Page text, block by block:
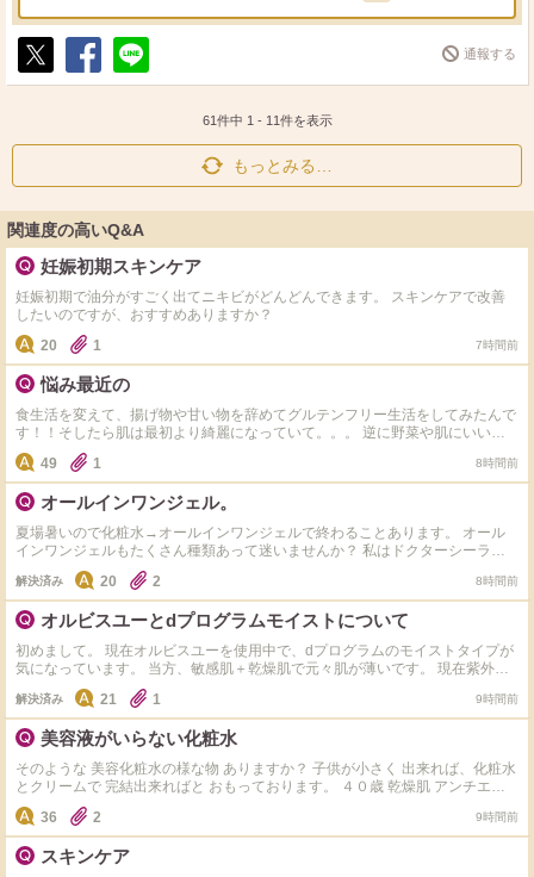
ポ
シ
送
通報する
61件中 1 - 11件を表示
もっとみる…
関連度の高いQ&A
妊娠初期スキンケア
妊娠初期で油分がすごく出てニキビがどんどんできます。 スキンケアで改善
したいのですが、おすすめありますか？
20
1 7時間前
悩み最近の
食生活を変えて、揚げ物や甘い物を辞めてグルテンフリー生活をしてみたんで
す！！そしたら肌は最初より綺麗になっていて。。。 逆に野菜や肌にいいも
のしか食べれず 揚げ物や小麦やお菓子や米、味が濃ゆい物が食べるのが怖く
なり、また食べたら増えるんじゃないかとか思って食べれなくて、どうしたら
いいでしょうか？ 皮膚科には通っていて生理前に出来るはしょうがないと思
ってるんですけど皆さんはどうしてますか？
49 1 8時間前
オールインワンジェル。
夏場暑いので化粧水→オールインワンジェルで終わることあります。 オール
インワンジェルもたくさん種類あって迷いませんか？ 私はドクターシーラボ
のセンシティブジェル敏感肌用を使用してます。 オススメのオールインワン
ジェルありますか？カルテHD、アクアレーベル、ちふれ、コラリッチ、マナ
ラは使ったことありなので。これ以外でオススメ教えて下さい。
解決済み 20 2 8時間前
オルビスユーとdプログラムモイストについて
初めまして。 現在オルビスユーを使用中で、dプログラムのモイストタイプが
気になっています。 当方、敏感肌＋乾燥肌で元々肌が薄いです。 現在紫外線
の影響で肌表面のキメが乱れ透明感も低下中。 オルビスユーを使っていて大
きな不満はないのですが、若干てかりや表面のべたっとした感じが気になるか
なぁ。という感じです。 dプログラムはサンプルをいただき使用したところ、
オルビスユーに比べるとなんとなく肌がふっくらして、でもベタつかず潤って
る…かなぁ。という感想でした。 どちらも使ったことがあるという方がいた
ら、おすすめポイントなど教えていただけると嬉しいです。
解決済み 21 1 9時間前
美容液がいらない化粧水
そのような 美容化粧水の様な物 ありますか？ 子供が小さく 出来れば、化粧水
とクリームで 完結出来ればと おもっております。 ４０歳 乾燥肌 アンチエイ
36 2 9時間前
スキンケア